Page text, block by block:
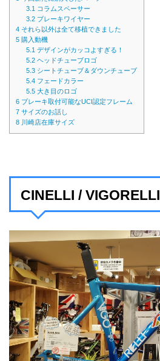
3.1 コラムスペーサー
3.2 ブレーキワイヤー
4 それら以外は全て移植できました
5 購入動機
5.1 デザインがカッコよすぎる！
5.2 ヘッドチューブロゴ
5.3 シートチューブ＆ダウンチューブ
5.4 フェードカラー
5.5 大き目のロゴ
6 ブレーキ取付可能なUCI認定フレーム
7 サイズのお話し
8 川崎店在庫サイズ
CINELLI / VIGORELLI